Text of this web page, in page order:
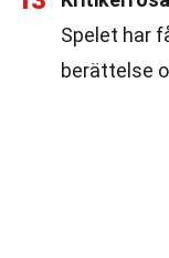
Spelet har
berättelse